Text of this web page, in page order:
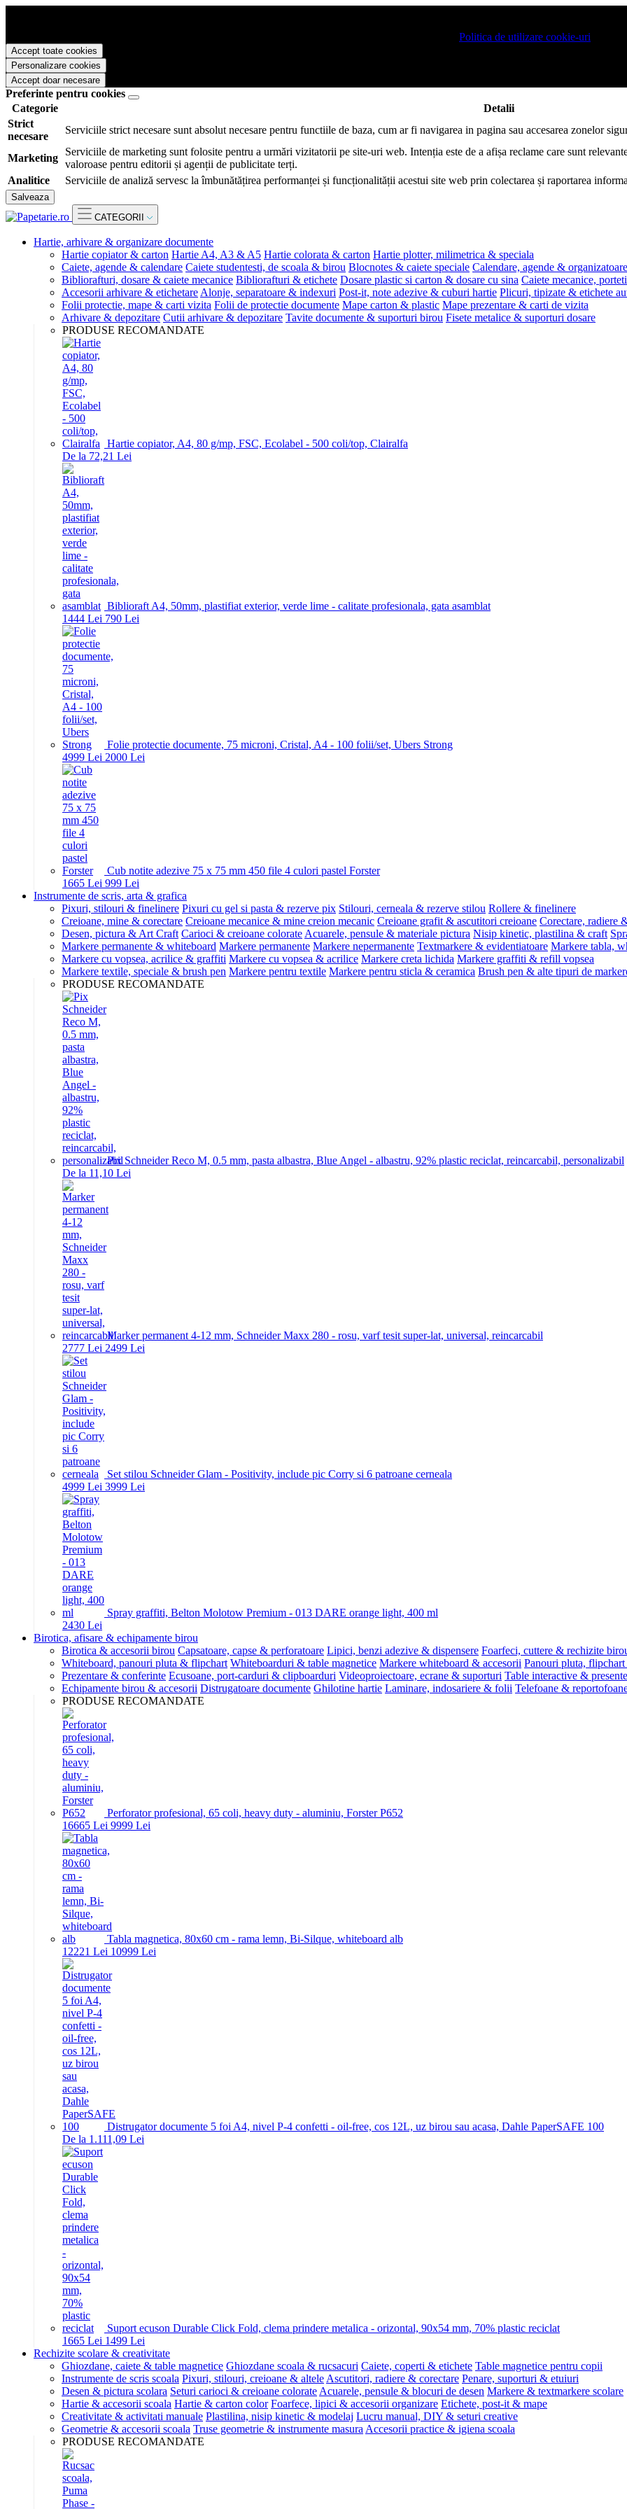
Politica de utilizare cookie-uri
Accept toate cookies
Personalizare cookies
Accept doar necesare
Preferinte pentru cookies
Categorie
Detalii
Strict
necesare
Serviciile strict necesare sunt absolut necesare pentru functiile de baza, cum ar fi navigarea in pagina sau accesarea zonelor
Marketing
Serviciile de marketing sunt folosite pentru a urmări vizitatorii pe site-uri web. Intenția este de a afișa reclame care sunt
valoroase pentru editorii și agenții de publicitate terți.
Analitice
Serviciile de analiză servesc la îmbunătățirea performanței și funcționalității acestui site web prin colectarea și raportarea
Salveaza
CATEGORII
Hartie, arhivare & organizare documente
Hartie copiator & carton Hartie A4, A3 & A5 Hartie colorata & carton Hartie plotter, milimetrica & speciala
Caiete, agende & calendare Caiete studentesti, de scoala & birou Blocnotes & caiete speciale Calendare, agende & organizatoare
Bibliorafturi, dosare & caiete mecanice Bibliorafturi & etichete Dosare plastic si carton & dosare cu sina Caiete mecanice,
Accesorii arhivare & etichetare Alonje, separatoare & indexuri Post-it, note adezive & cuburi hartie Plicuri, tipizate & etichete
Folii protectie, mape & carti vizita Folii de protectie documente Mape carton & plastic Mape prezentare & carti de vizita
Arhivare & depozitare Cutii arhivare & depozitare Tavite documente & suporturi birou Fisete metalice & suporturi dosare
PRODUSE RECOMANDATE
Hartie copiator, A4, 80 g/mp, FSC, Ecolabel - 500 coli/top, Clairalfa
De la 72,21 Lei
Biblioraft A4, 50mm, plastifiat exterior, verde lime - calitate profesionala, gata asamblat
1444 Lei 790 Lei
Folie protectie documente, 75 microni, Cristal, A4 - 100 folii/set, Ubers Strong
4999 Lei 2000 Lei
Cub notite adezive 75 x 75 mm 450 file 4 culori pastel Forster
1665 Lei 999 Lei
Instrumente de scris, arta & grafica
Pixuri, stilouri & finelinere Pixuri cu gel si pasta & rezerve pix Stilouri, cerneala & rezerve stilou Rollere & finelinere
Creioane, mine & corectare Creioane mecanice & mine creion mecanic Creioane grafit & ascutitori creioane Corectare, radiere
Desen, pictura & Art Craft Carioci & creioane colorate Acuarele, pensule & materiale pictura Nisip kinetic, plastilina & craft
Markere permanente & whiteboard Markere permanente Markere nepermanente Textmarkere & evidentiatoare Markere tabla,
Markere cu vopsea, acrilice & graffiti Markere cu vopsea & acrilice Markere creta lichida Markere graffiti & refill vopsea
Markere textile, speciale & brush pen Markere pentru textile Markere pentru sticla & ceramica Brush pen & alte tipuri de
PRODUSE RECOMANDATE
Pix Schneider Reco M, 0.5 mm, pasta albastra, Blue Angel - albastru, 92% plastic reciclat, reincarcabil, personalizabil
De la 11,10 Lei
Marker permanent 4-12 mm, Schneider Maxx 280 - rosu, varf tesit super-lat, universal, reincarcabil
2777 Lei 2499 Lei
Set stilou Schneider Glam - Positivity, include pic Corry si 6 patroane cerneala
4999 Lei 3999 Lei
Spray graffiti, Belton Molotow Premium - 013 DARE orange light, 400 ml
2430 Lei
Birotica, afisare & echipamente birou
Birotica & accesorii birou Capsatoare, capse & perforatoare Lipici, benzi adezive & dispensere Foarfeci, cuttere & rechizite
Whiteboard, panouri pluta & flipchart Whiteboarduri & table magnetice Markere whiteboard & accesorii Panouri pluta,
Prezentare & conferinte Ecusoane, port-carduri & clipboarduri Videoproiectoare, ecrane & suporturi Table interactive &
Echipamente birou & accesorii Distrugatoare documente Ghilotine hartie Laminare, indosariere & folii Telefoane &
PRODUSE RECOMANDATE
Perforator profesional, 65 coli, heavy duty - aluminiu, Forster P652
16665 Lei 9999 Lei
Tabla magnetica, 80x60 cm - rama lemn, Bi-Silque, whiteboard alb
12221 Lei 10999 Lei
Distrugator documente 5 foi A4, nivel P-4 confetti - oil-free, cos 12L, uz birou sau acasa, Dahle PaperSAFE 100
De la 1.111,09 Lei
Suport ecuson Durable Click Fold, clema prindere metalica - orizontal, 90x54 mm, 70% plastic reciclat
1665 Lei 1499 Lei
Rechizite scolare & creativitate
Ghiozdane, caiete & table magnetice Ghiozdane scoala & rucsacuri Caiete, coperti & etichete Table magnetice pentru copii
Instrumente de scris scoala Pixuri, stilouri, creioane & altele Ascutitori, radiere & corectare Penare, suporturi & etuiuri
Desen & pictura scolara Seturi carioci & creioane colorate Acuarele, pensule & blocuri de desen Markere & textmarkere scolare
Hartie & accesorii scoala Hartie & carton color Foarfece, lipici & accesorii organizare Etichete, post-it & mape
Creativitate & activitati manuale Plastilina, nisip kinetic & modelaj Lucru manual, DIY & seturi creative
Geometrie & accesorii scoala Truse geometrie & instrumente masura Accesorii practice & igiena scoala
PRODUSE RECOMANDATE